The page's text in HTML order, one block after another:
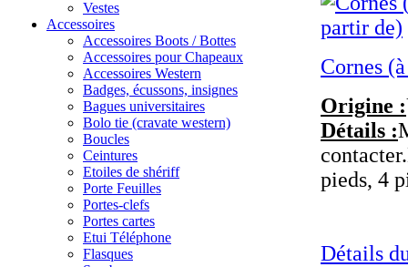
Vestes
Accessoires
Accessoires Boots / Bottes
Accessoires pour Chapeaux
Accessoires Western
Badges, écussons, insignes
Bagues universitaires
Bolo tie (cravate western)
Boucles
Ceintures
Etoiles de shériff
Porte Feuilles
Portes-clefs
Portes cartes
Etui Téléphone
Flasques
Cornes
Origine :
Détails :
pieds, 4
Détails